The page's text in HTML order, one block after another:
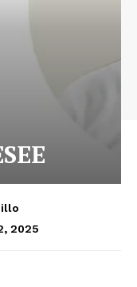
2025